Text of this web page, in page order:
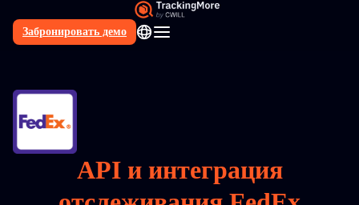
Забронировать демо
RU
API и интеграция